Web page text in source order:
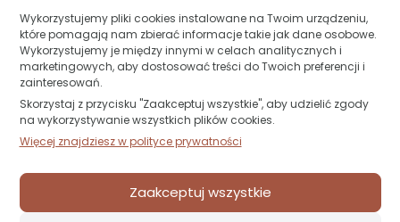
+48 883 003 904
kontakt@babyandmam.pl
Znajdź nas:
15-349 Białystok
Wykorzystujemy pliki cookies instalowane na Twoim urządzeniu,
które pomagają nam zbierać informacje takie jak dane osobowe.
Wykorzystujemy je między innymi w celach analitycznych i
marketingowych, aby dostosować treści do Twoich preferencji i
zainteresowań.
Skorzystaj z przycisku "Zaakceptuj wszystkie", aby udzielić zgody
na wykorzystywanie wszystkich plików cookies.
Więcej znajdziesz w polityce prywatności
Zaakceptuj wszystkie